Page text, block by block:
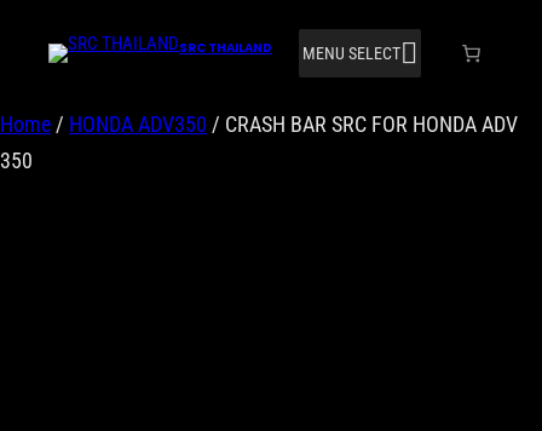
SRC THAILAND MENU SELECT
Home / HONDA ADV350 / CRASH BAR SRC FOR HONDA ADV
350